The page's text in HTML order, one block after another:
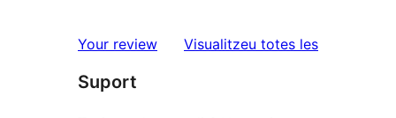
Your review Visualitzeu totes lesressenyes
Suport